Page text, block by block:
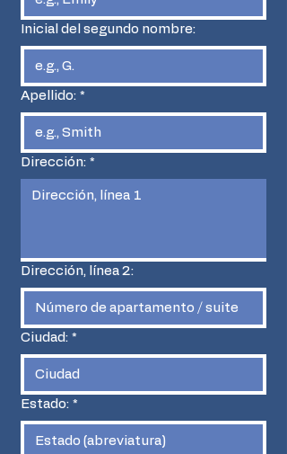
Inicial del segundo nombre:
Apellido: *
Dirección: *
Dirección, línea 2:
Ciudad: *
Estado: *